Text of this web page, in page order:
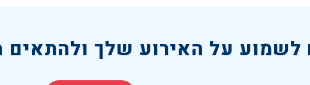
על האירוע שלך ולהתאים